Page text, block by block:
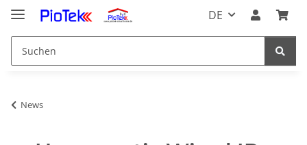
DE
News